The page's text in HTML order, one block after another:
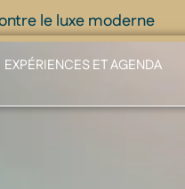
le luxe moderne
EXPÉRIENCES ET AGENDA